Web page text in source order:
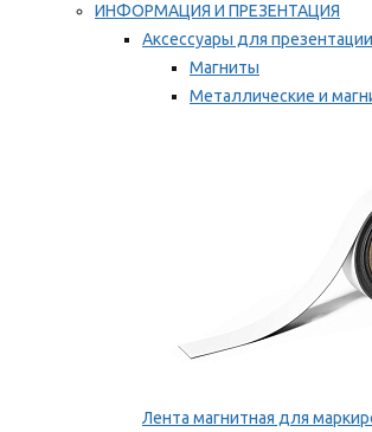
ИНФОРМАЦИЯ И ПРЕЗЕНТАЦИЯ
Аксессуары для презентации
Магниты
Металлические и
Лента магнитная для